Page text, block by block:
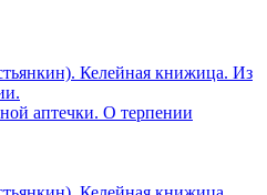
аптечки. О терпении